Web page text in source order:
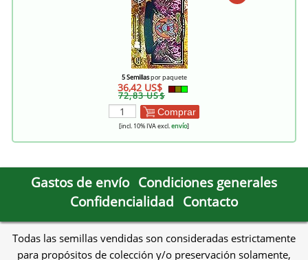
5 Semillaspor paquete
36,42 US$
72,83 US$
Comprar
[incl. 10% IVA excl.envío]
Gastos de envío Condiciones generales
Confidencialidad Contacto
Todas las semillas vendidas son consideradas estrictamente
para propósitos de colección y/o preservación solamente,